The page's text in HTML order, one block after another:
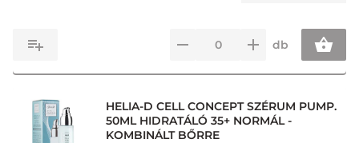
db
HELIA-D CELL CONCEPT SZÉRUM PUMP.
50ML HIDRATÁLÓ 35+ NORMÁL -
KOMBINÁLT BŐRRE